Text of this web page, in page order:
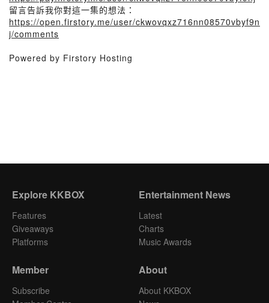
留言告訴我你對這一集的想法：
https://open.firstory.me/user/ckwovqxz716nn08570vbyf9n
j/comments
Powered by Firstory Hosting
Explore KKBOX
Features
Giveaways
Platforms
Entertainment News
Latest
Charts
Music Awards
Member
Subscribe
About
About KKBOX